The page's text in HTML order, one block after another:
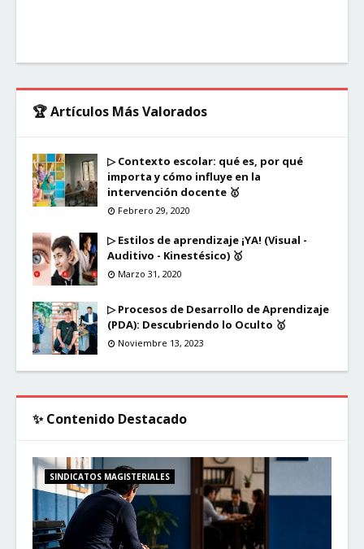
🏆 Artículos Más Valorados
▷ Contexto escolar: qué es, por qué
importa y cómo influye en la
intervención docente 🥇
Febrero 29, 2020
▷ Estilos de aprendizaje ¡YA! (Visual -
Auditivo - Kinestésico) 🥇
Marzo 31, 2020
▷ Procesos de Desarrollo de Aprendizaje
(PDA): Descubriendo lo Oculto 🥇
Noviembre 13, 2023
✨ Contenido Destacado
SINDICATOS MAGISTERIALES